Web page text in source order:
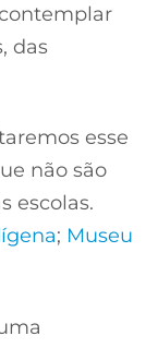
das
esse
não são
escolas.
; Museu